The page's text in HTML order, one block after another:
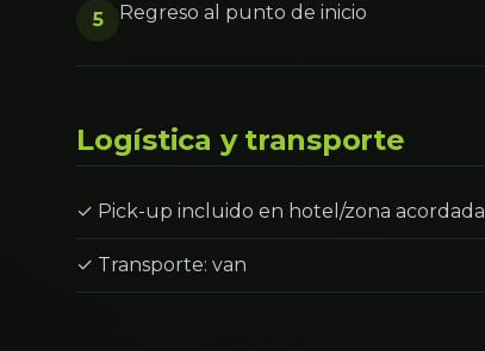
5 Regreso al punto de inicio
Logística y transporte
✓ Pick-up incluido en hotel/zona acordada
✓ Transporte: van